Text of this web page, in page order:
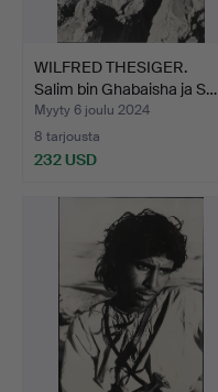
WILFRED THESIGER.
Salim bin Ghabaisha ja S…
Myyty 6 joulu 2024
8 tarjousta
232 USD